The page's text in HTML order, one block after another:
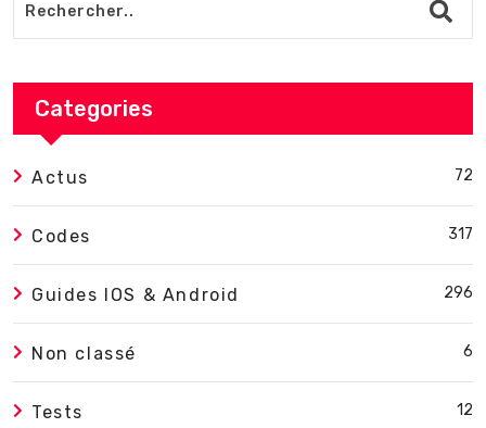
Categories
Actus 72
Codes 317
Guides IOS & Android 296
Non classé 6
Tests 12